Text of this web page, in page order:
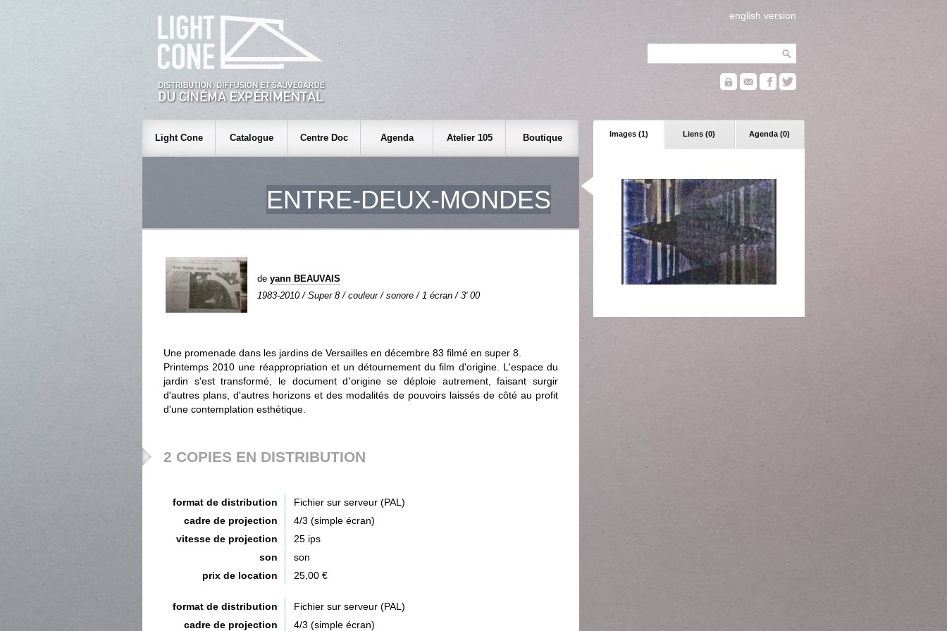
english version
Images (1) Liens (0) Agenda (0)
Light Cone Catalogue Centre Doc Agenda Atelier 105 Boutique
ENTRE-DEUX-MONDES
de yann BEAUVAIS
1983-2010 / Super 8 / couleur / sonore / 1 écran / 3' 00
Une promenade dans les jardins de Versailles en décembre 83 filmé en super 8.
Printemps 2010 une réappropriation et un détournement du film d'origine. L'espace du
jardin s'est transformé, le document d'origine se déploie autrement, faisant surgir
d'autres plans, d'autres horizons et des modalités de pouvoirs laissés de côté au profit
d'une contemplation esthétique.
2 COPIES EN DISTRIBUTION
format de distribution
Fichier sur serveur (PAL)
cadre de projection
4/3 (simple écran)
vitesse de projection
25 ips
son
son
prix de location
25,00 €
format de distribution
Fichier sur serveur (PAL)
cadre de projection
4/3 (simple écran)